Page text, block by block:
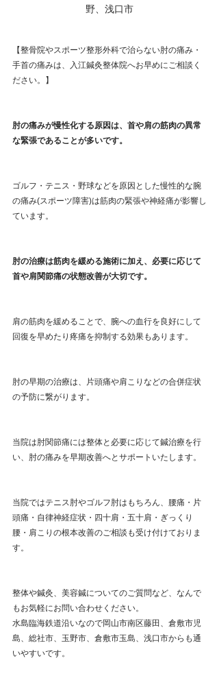
野、浅口市
【整骨院やスポーツ整形外科で治らない肘の痛み・
手首の痛みは、入江鍼灸整体院へお早めにご相談く
ださい。】
肘の痛みが慢性化する原因は、首や肩の筋肉の異常
な緊張であることが多いです。
ゴルフ・テニス・野球などを原因とした慢性的な腕
の痛み(スポーツ障害)は筋肉の緊張や神経痛が影響し
ています。
肘の治療は筋肉を緩める施術に加え、必要に応じて
首や肩関節痛の状態改善が大切です。
肩の筋肉を緩めることで、腕への血行を良好にして
回復を早めたり疼痛を抑制する効果もあります。
肘の早期の治療は、片頭痛や肩こりなどの合併症状
の予防に繋がります。
当院は肘関節痛には整体と必要に応じて鍼治療を行
い、肘の痛みを早期改善へとサポートいたします。
当院ではテニス肘やゴルフ肘はもちろん、腰痛・片
頭痛・自律神経症状・四十肩・五十肩・ぎっくり
腰・肩こりの根本改善のご相談も受け付けておりま
す。
整体や鍼灸、美容鍼についてのご質問など、なんで
もお気軽にお問い合わせください。
水島臨海鉄道沿いなので岡山市南区藤田、倉敷市児
島、総社市、玉野市、倉敷市玉島、浅口市からも通
いやすいです。